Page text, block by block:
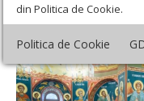
din Politica de Cookie.
Politica de Cookie
Mănăstirii